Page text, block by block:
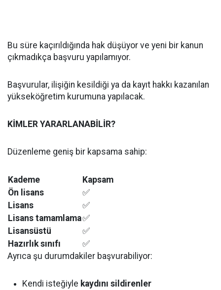
Bu süre kaçırıldığında hak düşüyor ve yeni bir kanun
çıkmadıkça başvuru yapılamıyor.
Başvurular, ilişiğin kesildiği ya da kayıt hakkı kazanılan
yükseköğretim kurumuna yapılacak.
KİMLER YARARLANABİLİR?
Düzenleme geniş bir kapsama sahip:
Kademe
Kapsam
Ön lisans
✅
Lisans
✅
Lisans tamamlama✅
Lisansüstü
✅
Hazırlık sınıfı
✅
Ayrıca şu durumdakiler başvurabiliyor:
Kendi isteğiyle kaydını sildirenler